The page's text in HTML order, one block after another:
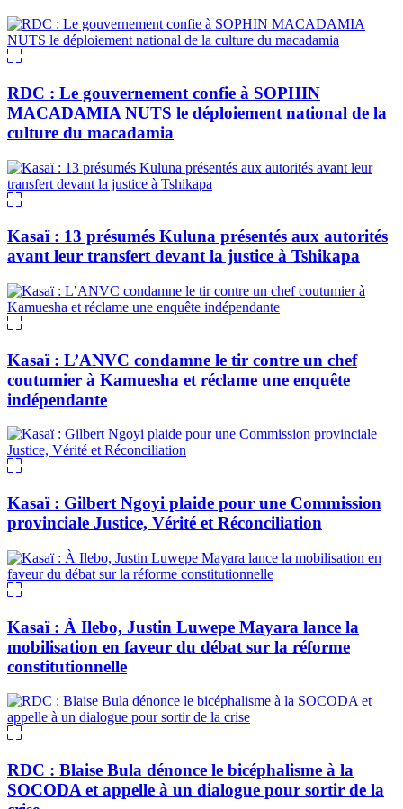
RDC : Le gouvernement confie à SOPHIN
MACADAMIA NUTS le déploiement national de la
culture du macadamia
Kasaï : 13 présumés Kuluna présentés aux autorités
avant leur transfert devant la justice à Tshikapa
Kasaï : L’ANVC condamne le tir contre un chef
coutumier à Kamuesha et réclame une enquête
indépendante
Kasaï : Gilbert Ngoyi plaide pour une Commission
provinciale Justice, Vérité et Réconciliation
Kasaï : À Ilebo, Justin Luwepe Mayara lance la
mobilisation en faveur du débat sur la réforme
constitutionnelle
RDC : Blaise Bula dénonce le bicéphalisme à la
SOCODA et appelle à un dialogue pour sortir de la